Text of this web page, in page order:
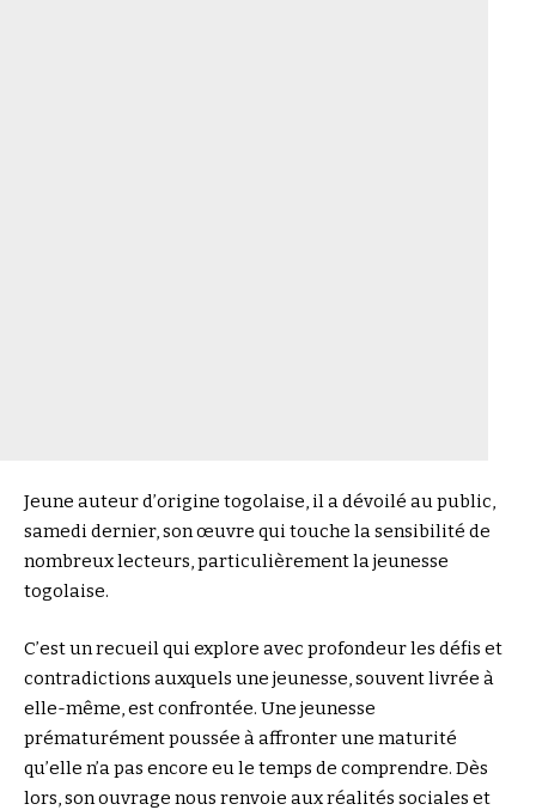
Jeune auteur d’origine togolaise, il a dévoilé au public,
samedi dernier, son œuvre qui touche la sensibilité de
nombreux lecteurs, particulièrement la jeunesse
togolaise.
C’est un recueil qui explore avec profondeur les défis et
contradictions auxquels une jeunesse, souvent livrée à
elle-même, est confrontée. Une jeunesse
prématurément poussée à affronter une maturité
qu’elle n’a pas encore eu le temps de comprendre. Dès
lors, son ouvrage nous renvoie aux réalités sociales et